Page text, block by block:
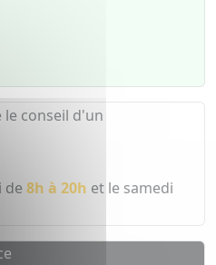
le conseil d'un
de 8h à 20h et le samedi